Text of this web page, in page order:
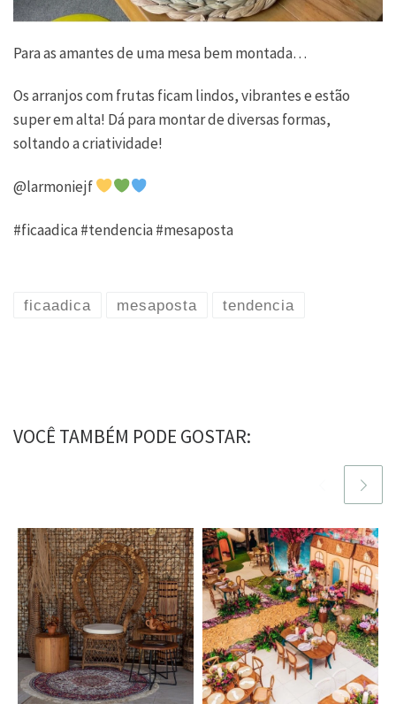
Para as amantes de uma mesa bem montada…
Os arranjos com frutas ficam lindos, vibrantes e estão
super em alta! Dá para montar de diversas formas,
soltando a criatividade!
@larmoniejf
#ficaadica #tendencia #mesaposta
ficaadica mesaposta tendencia
VOCÊ TAMBÉM PODE GOSTAR: